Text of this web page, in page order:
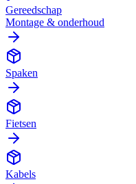
Gereedschap
Montage & onderhoud
Spaken
Fietsen
Kabels